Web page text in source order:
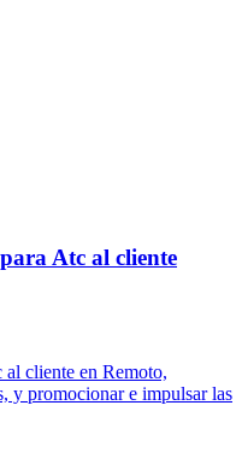
Atc al cliente
al cliente en Remoto,
y promocionar e impulsar las